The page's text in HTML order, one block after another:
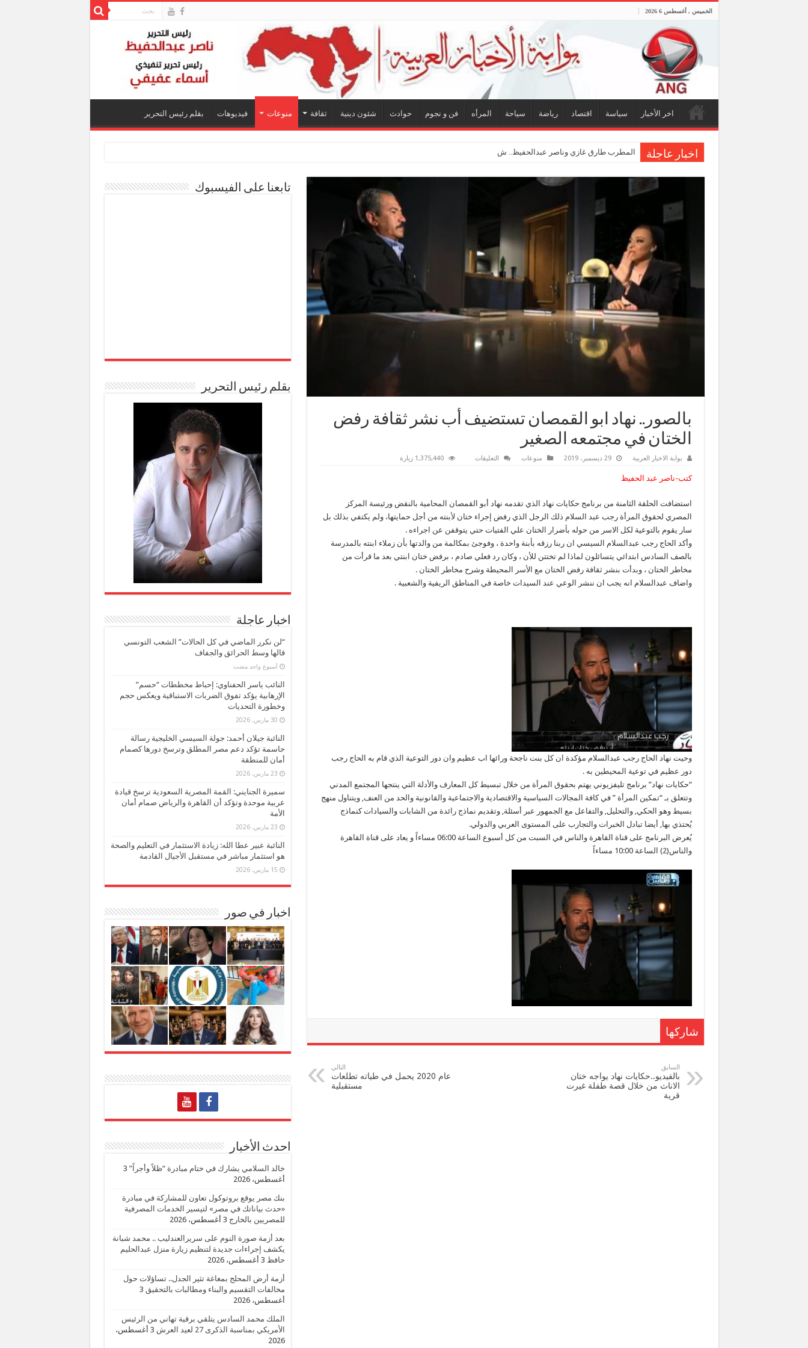
الخميس , أغسطس 6 2026
اخر الأخبار سياسة اقتصاد رياضة سياحة المرأه فن و نجوم حوادث شئون دينية ثقافة منوعات فيديوهات بقلم رئيس التحرير
اخبار عاجلة المطرب طارق غازي وناصر عبدالحفيظ.. شراكة فنية ترسم ملا
بالصور.. نهاد ابو القمصان تستضيف أب نشر ثقافة رفض
الختان في مجتمعه الصغير
بوابة الاخبار العربية 29 ديسمبر، 2019 منوعات التعليقات
أب
نشر
ثقافة
رفض
الختان
في
مجتمعه
الصغير
مغلقة
1,375,440 زيارة
كتب-ناصر عبد الحفيظ
استضافت الحلقة الثامنة من برنامج حكايات نهاد الذي تقدمه نهاد أبو القمصان المحامية بالنقض ورئيسة المركز
المصري لحقوق المرأة رجب عبد السلام ذلك الرجل الذي رفض إجراء ختان لأبنته من أجل حمايتها، ولم يكتفي بذلك بل
سار يقوم بالتوعية لكل الاسر من حوله بأضرار الختان علي الفتيات حتي يتوقفن عن اجراءه .
وأكد الحاج رجب عبدالسلام السيسي ان ربنا رزقه بأبنة واحدة ، وفوجئ بمكالمة من والدتها بأن زملاء ابنته بالمدرسة
بالصف السادس ابتدائي يتسائلون لماذا لم تختتن للأن ، وكان رد فعلي صادم ، برفض ختان ابنتي بعد ما قرأت من
مخاطر الختان ، وبدأت بنشر ثقافة رفض الختان مع الأسر المحيطة وشرح مخاطر الختان .
واضاف عبدالسلام انه يجب ان ننشر الوعي عند السيدات خاصة في المناطق الريفية والشعبية .
وحيت نهاد الحاج رجب عبدالسلام مؤكدة ان كل بنت ناجحة ورائها اب عظيم وان دور التوعية الذي قام به الحاج رجب
دور عظيم في توعية المحيطين به .
“حكايات نهاد” برنامج تليفزيوني يهتم بحقوق المرأة من خلال تبسيط كل المعارف والأدلة التي ينتجها المجتمع المدني
وتتعلق بـ “تمكين المرأة ” في كافة المجالات السياسية والاقتصادية والاجتماعية والقانونية والحد من العنف, ويتناول منهج
بسيط وهو الحكي, والتحليل, والتفاعل مع الجمهور عبر أسئلة, وتقديم نماذج رائدة من الشابات والسيادات كنماذج
يُحتذي بها, أيضا تبادل الخبرات والتجارب على المستوى العربي والدولي.
يُعرض البرنامج على قناة القاهرة والناس في السبت من كل أسبوع الساعة 06:00 مساءاً و يعاد على قناة القاهرة
والناس(2) الساعة 10:00 مساءاً
شاركها
السابق
بالفيديو..حكايات نهاد يواجه ختان
الاناث من خلال قصة طفلة غيرت
قرية
التالي
عام 2020 يحمل في طياته تطلعات
مستقبلية
تابعنا على الفيسبوك
بقلم رئيس التحرير
اخبار عاجلة
“لن نكرر الماضي في كل الحالات” الشعب التونسي
قالها وسط الحرائق والجفاف
‏أسبوع واحد مضت
النائب ياسر الحفناوي: إحباط مخططات “حسم”
الإرهابية يؤكد تفوق الضربات الاستباقية ويعكس حجم
وخطورة التحديات
30 مارس، 2026
النائبة جيلان أحمد: جولة السيسي الخليجية رسالة
حاسمة تؤكد دعم مصر المطلق وترسخ دورها كصمام
أمان للمنطقة
23 مارس، 2026
سميرة الجنايني: القمة المصرية السعودية ترسخ قيادة
عربية موحدة وتؤكد أن القاهرة والرياض صمام أمان
الأمة
23 مارس، 2026
النائبة عبير عطا الله: زيادة الاستثمار في التعليم والصحة
هو استثمار مباشر في مستقبل الأجيال القادمة
15 مارس، 2026
اخبار في صور
احدث الأخبار
خالد السلامي يشارك في ختام مبادرة “ظلاً وأجراً” 3
أغسطس، 2026
بنك مصر يوقع بروتوكول تعاون للمشاركة في مبادرة
«حدث بياناتك في مصر» لتيسير الخدمات المصرفية
للمصريين بالخارج 3 أغسطس، 2026
بعد أزمة صورة النوم على سريرالعندليب .. محمد شبانة
يكشف إجراءات جديدة لتنظيم زيارة منزل عبدالحليم
حافظ 3 أغسطس، 2026
أزمة أرض المحلج بمغاغة تثير الجدل.. تساؤلات حول
مخالفات التقسيم والبناء ومطالبات بالتحقيق 3
أغسطس، 2026
الملك محمد السادس يتلقي برقية تهاني من الرئيس
الأمريكي بمناسبة الذكرى 27 لعيد العرش
3 أغسطس،
2026